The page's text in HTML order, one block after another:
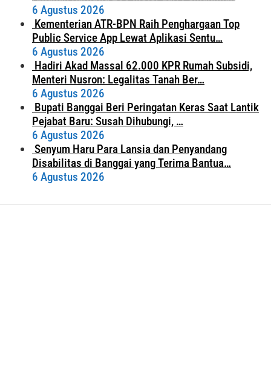
6 Agustus 2026
Kementerian ATR-BPN Raih Penghargaan Top
Public Service App Lewat Aplikasi Sentu…
6 Agustus 2026
Hadiri Akad Massal 62.000 KPR Rumah Subsidi,
Menteri Nusron: Legalitas Tanah Ber…
6 Agustus 2026
Bupati Banggai Beri Peringatan Keras Saat Lantik
Pejabat Baru: Susah Dihubungi, …
6 Agustus 2026
Senyum Haru Para Lansia dan Penyandang
Disabilitas di Banggai yang Terima Bantua…
6 Agustus 2026